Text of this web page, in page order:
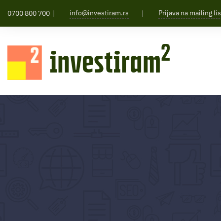
0700 800 700 info@investiram.rs Prijava na mailing
investiram2